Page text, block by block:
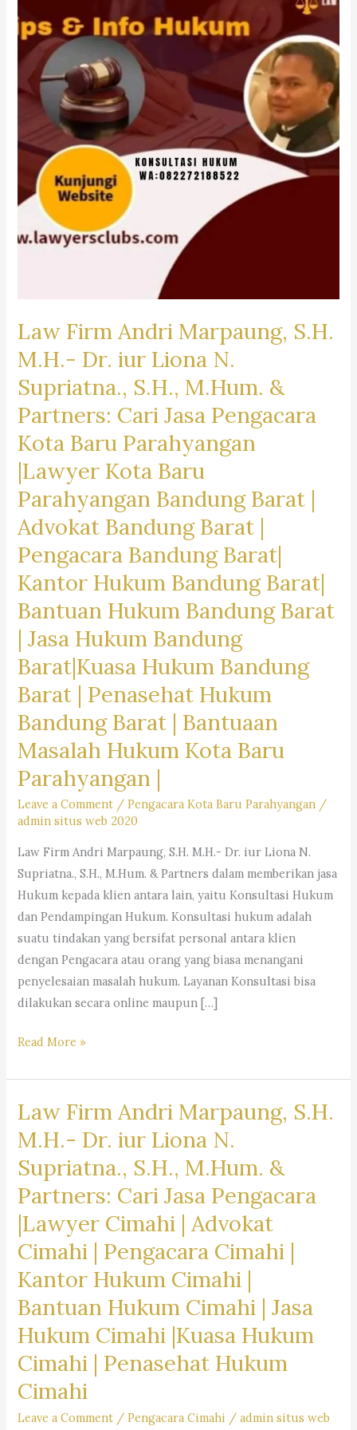
Law Firm Andri Marpaung, S.H.
M.H.- Dr. iur Liona N.
Supriatna., S.H., M.Hum. &
Partners: Cari Jasa Pengacara
Kota Baru Parahyangan
|Lawyer Kota Baru
Parahyangan Bandung Barat |
Advokat Bandung Barat |
Pengacara Bandung Barat|
Kantor Hukum Bandung Barat|
Bantuan Hukum Bandung Barat
| Jasa Hukum Bandung
Barat|Kuasa Hukum Bandung
Barat | Penasehat Hukum
Bandung Barat | Bantuaan
Masalah Hukum Kota Baru
Parahyangan |
Leave a Comment /Pengacara Kota Baru Parahyangan /
admin situs web 2020
Law Firm Andri Marpaung, S.H. M.H.- Dr. iur Liona N.
Supriatna., S.H., M.Hum. & Partners dalam memberikan jasa
Hukum kepada klien antara lain, yaitu Konsultasi Hukum
dan Pendampingan Hukum. Konsultasi hukum adalah
suatu tindakan yang bersifat personal antara klien
dengan Pengacara atau orang yang biasa menangani
penyelesaian masalah hukum. Layanan Konsultasi bisa
dilakukan secara online maupun […]
Law
Andri
Marpaung,
M.H.-
Dr.
iur
Liona
N.
Supriatna.,
S.H.,
M.Hum.
Partners:
Cari
Jasa
Read More »
Law Firm Andri Marpaung, S.H.
M.H.- Dr. iur Liona N.
Supriatna., S.H., M.Hum. &
Partners: Cari Jasa Pengacara
|Lawyer Cimahi | Advokat
Cimahi | Pengacara Cimahi |
Kantor Hukum Cimahi |
Bantuan Hukum Cimahi | Jasa
Hukum Cimahi |Kuasa Hukum
Cimahi | Penasehat Hukum
Cimahi
Leave a Comment /Pengacara Cimahi /admin situs web